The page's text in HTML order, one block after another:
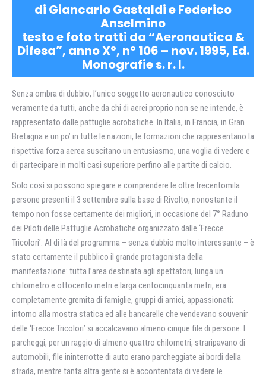
di Giancarlo Gastaldi e Federico
Anselmino
testo e foto tratti da “Aeronautica &
Difesa”, anno X°, n° 106 – nov. 1995, Ed.
Monografie s. r. l.
Senza ombra di dubbio, l’unico soggetto aeronautico conosciuto
veramente da tutti, anche da chi di aerei proprio non se ne intende, è
rappresentato dalle pattuglie acrobatiche. In Italia, in Francia, in Gran
Bretagna e un po’ in tutte le nazioni, le formazioni che rappresentano la
rispettiva forza aerea suscitano un entusiasmo, una voglia di vedere e
di partecipare in molti casi superiore perfino alle partite di calcio.
Solo così si possono spiegare e comprendere le oltre trecentomila
persone presenti il 3 settembre sulla base di Rivolto, nonostante il
tempo non fosse certamente dei migliori, in occasione del 7° Raduno
dei Piloti delle Pattuglie Acrobatiche organizzato dalle ‘Frecce
Tricolori’. Al di là del programma – senza dubbio molto interessante – è
stato certamente il pubblico il grande protagonista della
manifestazione: tutta l’area destinata agli spettatori, lunga un
chilometro e ottocento metri e larga centocinquanta metri, era
completamente gremita di famiglie, gruppi di amici, appassionati;
intorno alla mostra statica ed alle bancarelle che vendevano souvenir
delle ‘Frecce Tricolori’ si accalcavano almeno cinque file di persone. I
parcheggi, per un raggio di almeno quattro chilometri, straripavano di
automobili, file ininterrotte di auto erano parcheggiate ai bordi della
strada, mentre tanta altra gente si è accontentata di vedere le